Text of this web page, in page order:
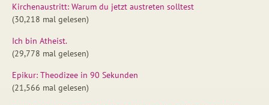
Kirchenaustritt: Warum du jetzt austreten solltest
(30,218 mal gelesen)
Ich bin Atheist.
(29,778 mal gelesen)
Epikur: Theodizee in 90 Sekunden
(21,566 mal gelesen)